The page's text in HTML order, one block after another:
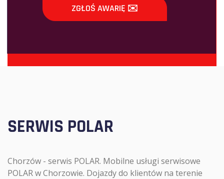
ZGŁOŚ AWARIĘ ✉️
SERWIS POLAR
Chorzów - serwis POLAR. Mobilne usługi serwisowe
POLAR w Chorzowie. Dojazdy do klientów na terenie